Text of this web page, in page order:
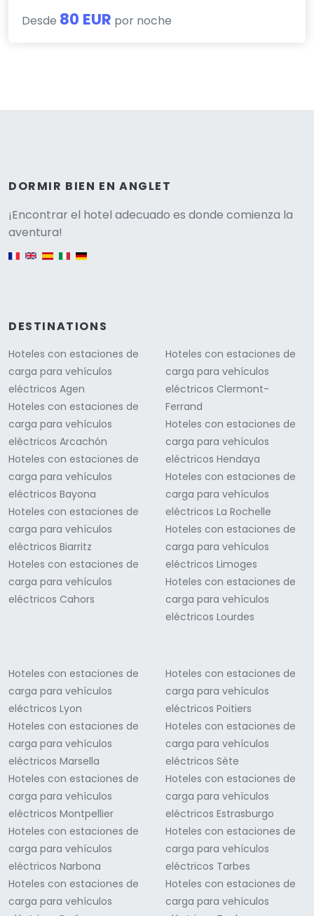
Desde 80 EUR por noche
DORMIR BIEN EN ANGLET
¡Encontrar el hotel adecuado es donde comienza la
aventura!
DESTINATIONS
Hoteles con estaciones de
carga para vehículos
eléctricos Agen
Hoteles con estaciones de
carga para vehículos
eléctricos Arcachón
Hoteles con estaciones de
carga para vehículos
eléctricos Bayona
Hoteles con estaciones de
carga para vehículos
eléctricos Biarritz
Hoteles con estaciones de
carga para vehículos
eléctricos Cahors
Hoteles con estaciones de
carga para vehículos
eléctricos Clermont-
Ferrand
Hoteles con estaciones de
carga para vehículos
eléctricos Hendaya
Hoteles con estaciones de
carga para vehículos
eléctricos La Rochelle
Hoteles con estaciones de
carga para vehículos
eléctricos Limoges
Hoteles con estaciones de
carga para vehículos
eléctricos Lourdes
Hoteles con estaciones de
carga para vehículos
eléctricos Lyon
Hoteles con estaciones de
carga para vehículos
eléctricos Marsella
Hoteles con estaciones de
carga para vehículos
eléctricos Montpellier
Hoteles con estaciones de
carga para vehículos
eléctricos Narbona
Hoteles con estaciones de
carga para vehículos
Hoteles con estaciones de
carga para vehículos
eléctricos Poitiers
Hoteles con estaciones de
carga para vehículos
eléctricos Sète
Hoteles con estaciones de
carga para vehículos
eléctricos Estrasburgo
Hoteles con estaciones de
carga para vehículos
eléctricos Tarbes
Hoteles con estaciones de
carga para vehículos